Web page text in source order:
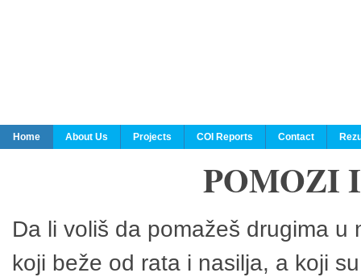
Home About Us Projects COI Reports Contact
POMOZI
Da li voliš da pomažeš drugima
koji beže od rata i nasilja, a koji